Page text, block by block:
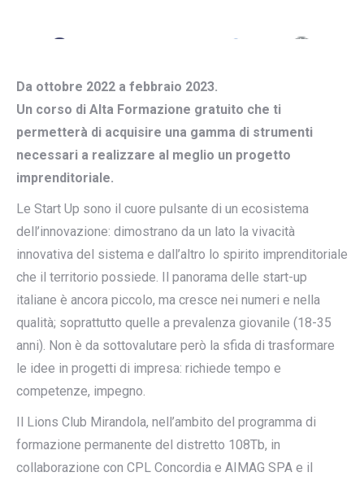
Da ottobre 2022 a febbraio 2023.
Un corso di Alta Formazione gratuito che ti
permetterà di acquisire una gamma di strumenti
necessari a realizzare al meglio un progetto
imprenditoriale.
Le Start Up sono il cuore pulsante di un ecosistema
dell’innovazione: dimostrano da un lato la vivacità
innovativa del sistema e dall’altro lo spirito imprenditoriale
che il territorio possiede. Il panorama delle start-up
italiane è ancora piccolo, ma cresce nei numeri e nella
qualità; soprattutto quelle a prevalenza giovanile (18-35
anni). Non è da sottovalutare però la sfida di trasformare
le idee in progetti di impresa: richiede tempo e
competenze, impegno.
Il Lions Club Mirandola, nell’ambito del programma di
formazione permanente del distretto 108Tb, in
collaborazione con CPL Concordia e AIMAG SPA e il